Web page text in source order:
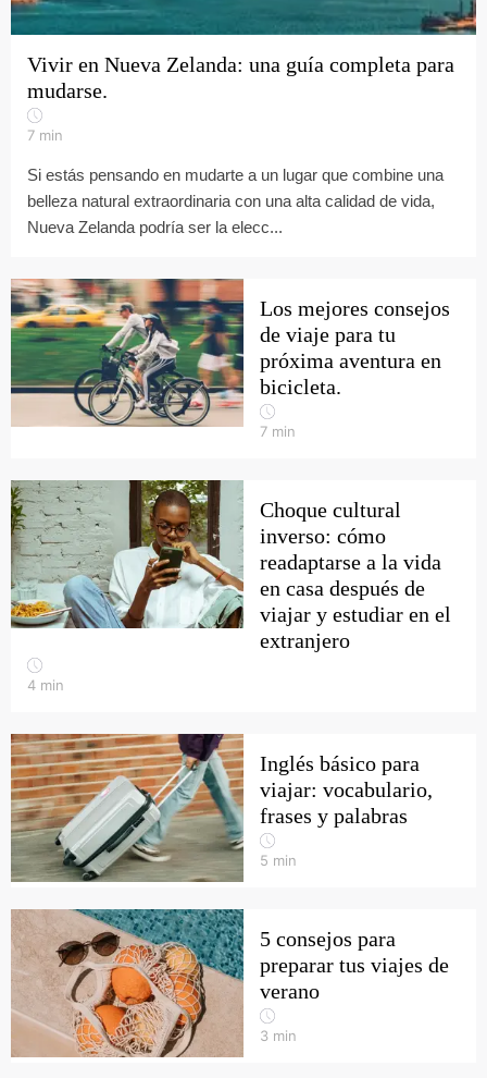
Vivir en Nueva Zelanda: una guía completa para
mudarse.
7 min
Si estás pensando en mudarte a un lugar que combine una
belleza natural extraordinaria con una alta calidad de vida,
Nueva Zelanda podría ser la elecc...
Los mejores consejos
de viaje para tu
próxima aventura en
bicicleta.
7 min
Choque cultural
inverso: cómo
readaptarse a la vida
en casa después de
viajar y estudiar en el
extranjero
4 min
Inglés básico para
viajar: vocabulario,
frases y palabras
5 min
5 consejos para
preparar tus viajes de
verano
3 min